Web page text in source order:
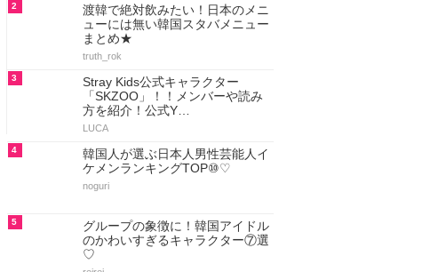
2
渡韓で絶対飲みたい！日本のメニ
ューには無い韓国スタバメニュー
まとめ★
truth_rok
3
Stray Kids公式キャラクター
「SKZOO」！！メンバーや読み
方を紹介！公式Y…
LUCA
4
韓国人が選ぶ日本人男性芸能人イ
ケメンランキングTOP⑩♡
noguri
5
グループの象徴に！韓国アイドル
のかわいすぎるキャラクター⑦選
♡